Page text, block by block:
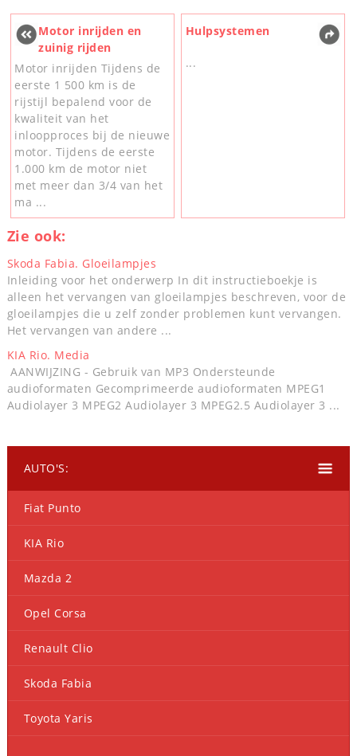
Motor inrijden en
zuinig rijden
Motor inrijden Tijdens de
eerste 1 500 km is de
rijstijl bepalend voor de
kwaliteit van het
inloopproces bij de nieuwe
motor. Tijdens de eerste
1.000 km de motor niet
met meer dan 3/4 van het
ma ...
Hulpsystemen
...
Zie ook:
Skoda Fabia. Gloeilampjes
Inleiding voor het onderwerp In dit instructieboekje is
alleen het vervangen van gloeilampjes beschreven, voor de
gloeilampjes die u zelf zonder problemen kunt vervangen.
Het vervangen van andere ...
KIA Rio. Media
AANWIJZING - Gebruik van MP3 Ondersteunde
audioformaten Gecomprimeerde audioformaten MPEG1
Audiolayer 3 MPEG2 Audiolayer 3 MPEG2.5 Audiolayer 3 ...
AUTO'S:
Fiat Punto
KIA Rio
Mazda 2
Opel Corsa
Renault Clio
Skoda Fabia
Toyota Yaris